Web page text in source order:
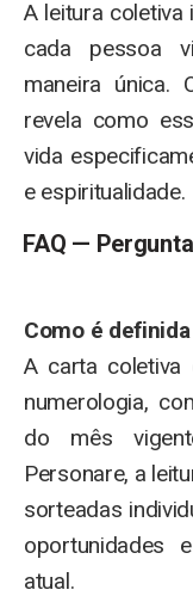
A leitura coletiva
cada pessoa
maneira única.
revela como
vida
e espiritualidade.
FAQ —
Como é
A carta
numerologia,
do mês
Personare, a
sorteadas
oportunidades
atual.